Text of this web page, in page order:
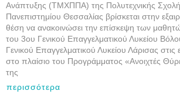
Ανάπτυξης (ΤΜΧΠΠΑ) της Πολυτεχνικής
Πανεπιστημίου Θεσσαλίας βρίσκεται στην
θέση να ανακοινώσει την επίσκεψη των
του 3ου Γενικού Επαγγελματικού Λυκείου
Γενικού Επαγγελματικού Λυκείου Λάρισας στις
στο πλαίσιο του Προγράμματος «Ανοιχτές
της
περισσότερα